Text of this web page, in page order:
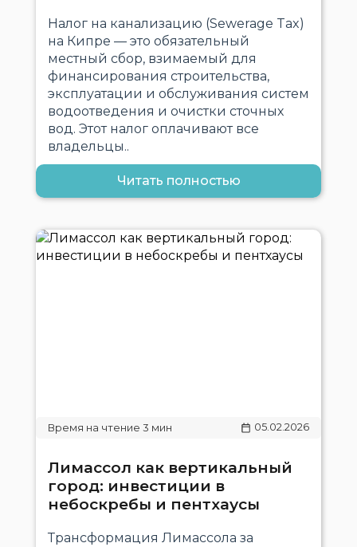
Налог на канализацию (Sewerage Tax)
на Кипре — это обязательный
местный сбор, взимаемый для
финансирования строительства,
эксплуатации и обслуживания систем
водоотведения и очистки сточных
вод. Этот налог оплачивают все
владельцы..
Читать полностью
05.02.2026
Лимассол как вертикальный
город: инвестиции в
небоскребы и пентхаусы
Трансформация Лимассола за